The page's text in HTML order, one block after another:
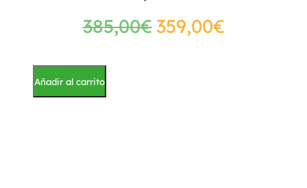
385,00€359,00€
Añadir al carrito